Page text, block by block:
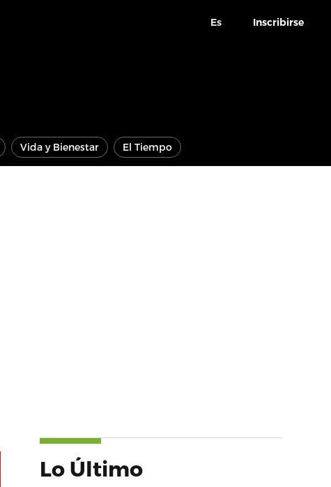
Es Inscribirse
Vida y Bienestar El Tiempo
Lo Último